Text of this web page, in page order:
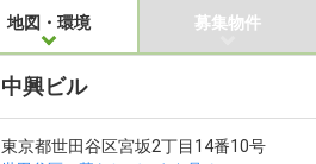
地図・環境 募集物件
中興ビル
東京都世田谷区宮坂2丁目14番10号